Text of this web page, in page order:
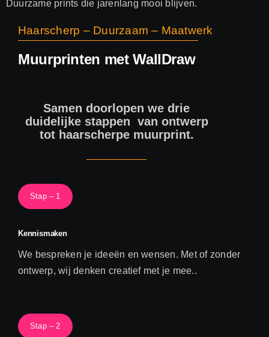
Duurzame prints die jarenlang mooi blijven.
Haarscherp – Duurzaam – Maatwerk
Muurprinten met WallDraw
Samen doorlopen we drie
duidelijke stappen van ontwerp
tot haarscherpe muurprint.
Stap – 1
Kennismaken
We bespreken je ideeën en wensen. Met of zonder
ontwerp, wij denken creatief met je mee..
Stap – 2